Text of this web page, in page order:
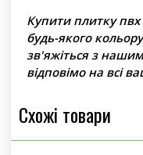
Купити плитку
будь-якого кольору
зв'яжіться з
відповімо на всі
Схожі товари